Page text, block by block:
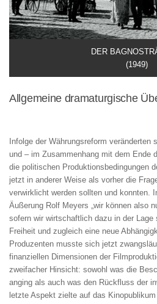
DER
(1949)
Allgemeine dramaturgische
Infolge der Währungsreform
und – im Zusammenhang mit dem Ende
die politischen Produktionsbedingungen
jetzt in anderer Weise als vorher die
verwirklicht werden sollten und konnten.
Äußerung Rolf Meyers „wir können also
sofern wir wirtschaftlich dazu in der Lage
Freiheit und zugleich eine neue
Produzenten musste sich jetzt
finanziellen Dimensionen der
zweifacher Hinsicht: sowohl was die
anging als auch was den Rückfluss der
letzte Aspekt zielte auf das